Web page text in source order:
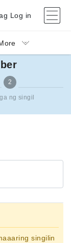
Log in
phone number
2
ng singil
singilin